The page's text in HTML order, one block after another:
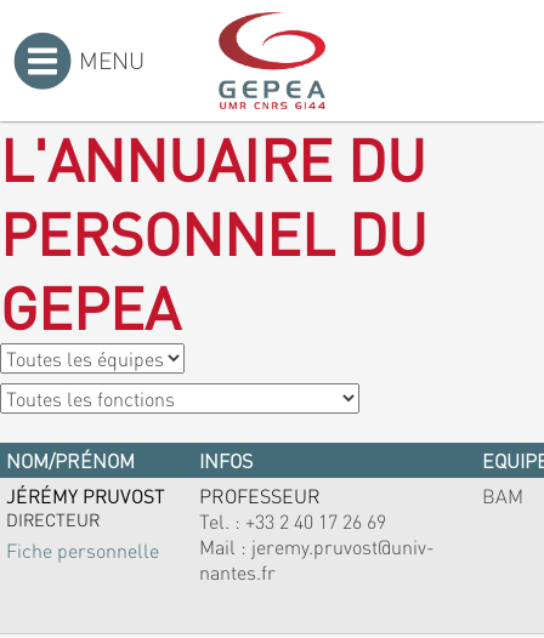
MENU
L'ANNUAIRE DU
PERSONNEL DU
GEPEA
NOM/PRÉNOM INFOS
JÉRÉMY PRUVOST
DIRECTEUR
Fiche personnelle
PROFESSEUR
Tel. : +33 2 40 17 26 69
Mail : jeremy.pruvost@univ-
nantes.fr
BAM